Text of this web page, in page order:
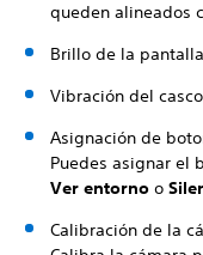
queden alineados
Brillo de la pantalla
Vibración del
Asignación de
Puedes asignar el
Ver entorno o
Calibración de la